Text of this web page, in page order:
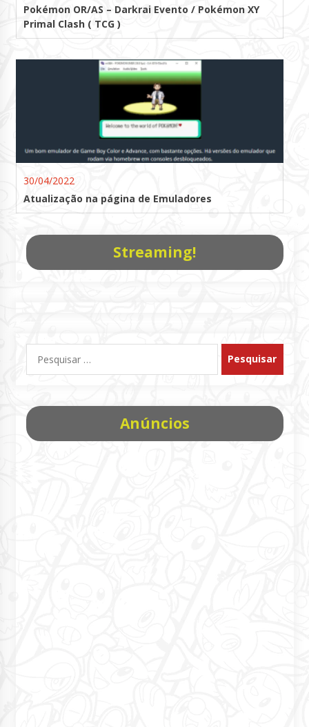
Pokémon OR/AS – Darkrai Evento / Pokémon XY
Primal Clash ( TCG )
30/04/2022
Atualização na página de Emuladores
Streaming!
por:
Anúncios